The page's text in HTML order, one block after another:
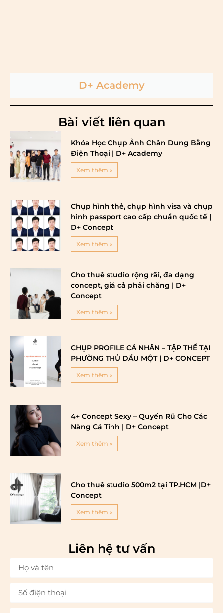
D+ Academy
Bài viết liên quan
Khóa Học Chụp Ảnh Chân Dung Bằng
Điện Thoại | D+ Academy
Xem thêm »
Chụp hình thẻ, chụp hình visa và chụp
hình passport cao cấp chuẩn quốc tế |
D+ Concept
Xem thêm »
Cho thuê studio rộng rãi, đa dạng
concept, giá cả phải chăng | D+
Concept
Xem thêm »
CHỤP PROFILE CÁ NHÂN – TẬP THỂ TẠI
PHƯỜNG THỦ DẦU MỘT | D+ CONCEPT
Xem thêm »
4+ Concept Sexy – Quyến Rũ Cho Các
Nàng Cá Tính | D+ Concept
Xem thêm »
Cho thuê studio 500m2 tại TP.HCM |D+
Concept
Xem thêm »
Liên hệ tư vấn